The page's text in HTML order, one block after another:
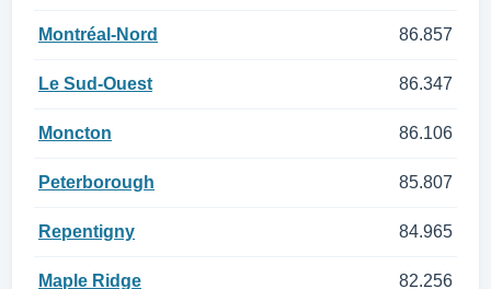
Montréal-Nord 86.857
Le Sud-Ouest 86.347
Moncton 86.106
Peterborough 85.807
Repentigny 84.965
Maple Ridge 82.256